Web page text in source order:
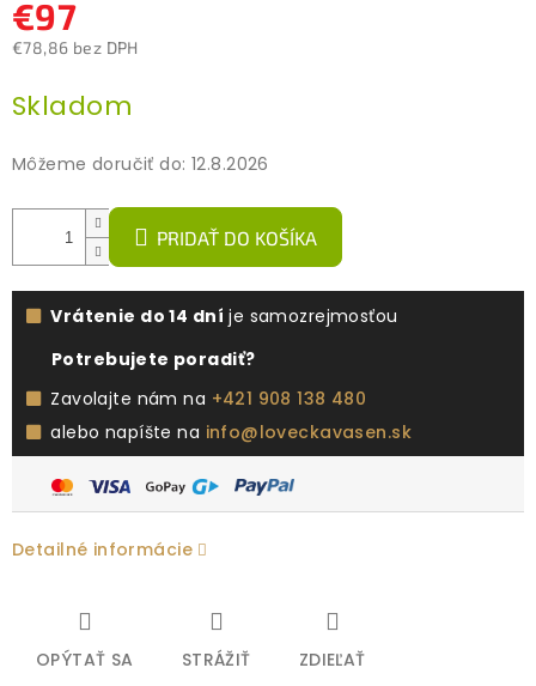
€97
€78,86 bez DPH
cena:
Skladom
Môžeme doručiť do: 12.8.2026
PRIDAŤ DO KOŠÍKA
Vrátenie do 14 dní je samozrejmosťou
Potrebujete poradiť?
Zavolajte nám na +421 908 138 480
alebo napíšte na info@loveckavasen.sk
Detailné informácie
OPÝTAŤ SA STRÁŽIŤ ZDIEĽAŤ